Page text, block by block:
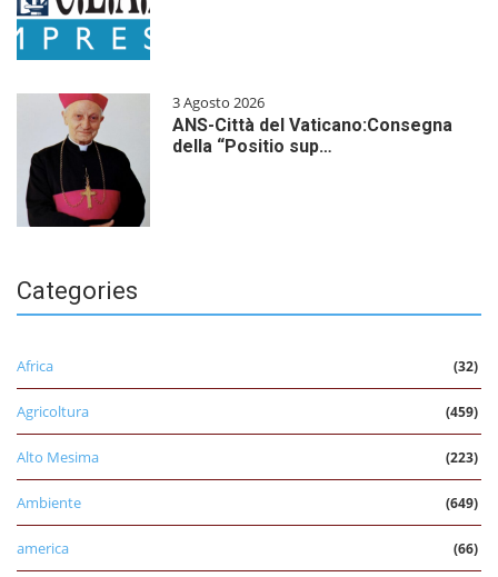
3 Agosto 2026
ANS-Città del Vaticano:Consegna
della “Positio sup…
Categories
Africa (32)
Agricoltura (459)
Alto Mesima (223)
Ambiente (649)
america (66)